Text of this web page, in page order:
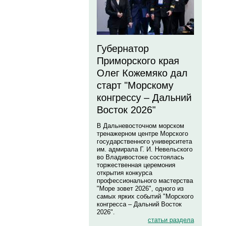
Губернатор
Приморского края
Олег Кожемяко дал
старт "Морскому
конгрессу – Дальний
Восток 2026"
В Дальневосточном морском
тренажерном центре Морского
государственного университета
им. адмирала Г. И. Невельского
во Владивостоке состоялась
торжественная церемония
открытия конкурса
профессионального мастерства
"Море зовет 2026", одного из
самых ярких событий "Морского
конгресса – Дальний Восток
2026".
статьи раздела